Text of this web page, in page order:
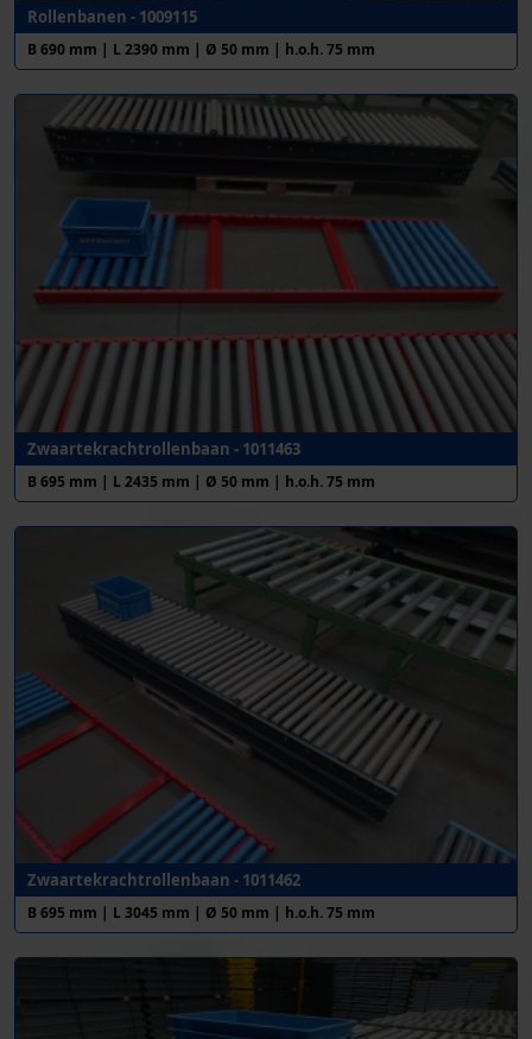
Rollenbanen - 1009115
B 690 mm | L 2390 mm | Ø 50 mm | h.o.h. 75 mm
Zwaartekrachtrollenbaan - 1011463
B 695 mm | L 2435 mm | Ø 50 mm | h.o.h. 75 mm
Zwaartekrachtrollenbaan - 1011462
B 695 mm | L 3045 mm | Ø 50 mm | h.o.h. 75 mm